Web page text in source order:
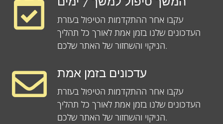
עקבו אחר ההתקדמות הטיפול בעזרת
העדכונים שלנו בזמן אמת לאורך כל תהליך
הניקוי והשחזור של האתר שלכם.
עדכונים בזמן אמת
עקבו אחר ההתקדמות הטיפול בעזרת
העדכונים שלנו בזמן אמת לאורך כל תהליך
הניקוי והשחזור של האתר שלכם.